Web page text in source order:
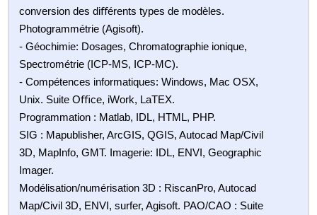
conversion des diﬀérents types de modèles.
Photogrammétrie (Agisoft).
- Géochimie: Dosages, Chromatographie ionique,
Spectrométrie (ICP-MS, ICP-MC).
- Compétences informatiques: Windows, Mac OSX,
Unix. Suite Oﬃce, iWork, LaTEX.
Programmation : Matlab, IDL, HTML, PHP.
SIG : Mapublisher, ArcGIS, QGIS, Autocad Map/Civil
3D, MapInfo, GMT. Imagerie: IDL, ENVI, Geographic
Imager.
Modélisation/numérisation 3D : RiscanPro, Autocad
Map/Civil 3D, ENVI, surfer, Agisoft. PAO/CAO : Suite